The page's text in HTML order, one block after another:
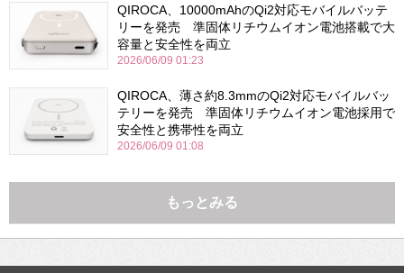
QIROCA、10000mAhのQi2対応モバイルバッテ
リーを発売 準固体リチウムイオン電池搭載で大
容量と安全性を両立
2026/06/09 01:23
QIROCA、薄さ約8.3mmのQi2対応モバイルバッ
テリーを発売 準固体リチウムイオン電池採用で
安全性と携帯性を両立
2026/06/09 01:08
もっとみる